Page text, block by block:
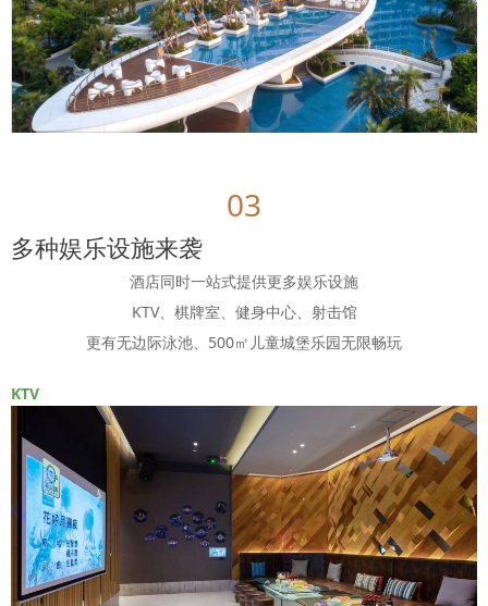
03
多种娱乐设施来袭
酒店同时一站式提供更多娱乐设施
KTV、棋牌室、健身中心、射击馆
更有无边际泳池、500㎡儿童城堡乐园无限畅玩
KTV